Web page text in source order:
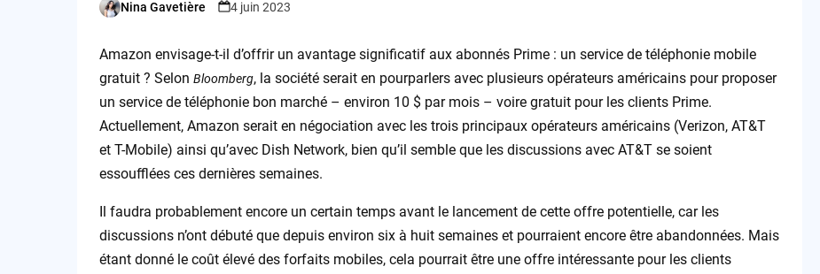
Posted
Nina Gavetière 4 juin 2023
Amazon envisage-t-il d’offrir un avantage significatif aux abonnés Prime : un service de téléphonie mobile
gratuit ? Selon Bloomberg, la société serait en pourparlers avec plusieurs opérateurs américains pour proposer
un service de téléphonie bon marché – environ 10 $ par mois – voire gratuit pour les clients Prime.
Actuellement, Amazon serait en négociation avec les trois principaux opérateurs américains (Verizon, AT&T
et T-Mobile) ainsi qu’avec Dish Network, bien qu’il semble que les discussions avec AT&T se soient
essoufflées ces dernières semaines.
Il faudra probablement encore un certain temps avant le lancement de cette offre potentielle, car les
discussions n’ont débuté que depuis environ six à huit semaines et pourraient encore être abandonnées. Mais
étant donné le coût élevé des forfaits mobiles, cela pourrait être une offre intéressante pour les clients